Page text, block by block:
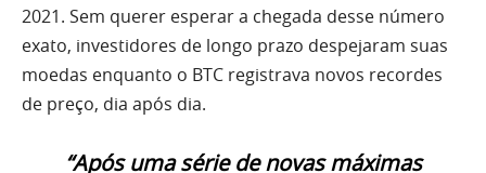
2021. Sem querer esperar a chegada desse número
exato, investidores de longo prazo despejaram suas
moedas enquanto o BTC registrava novos recordes
de preço, dia após dia.
“Após uma série de novas máximas